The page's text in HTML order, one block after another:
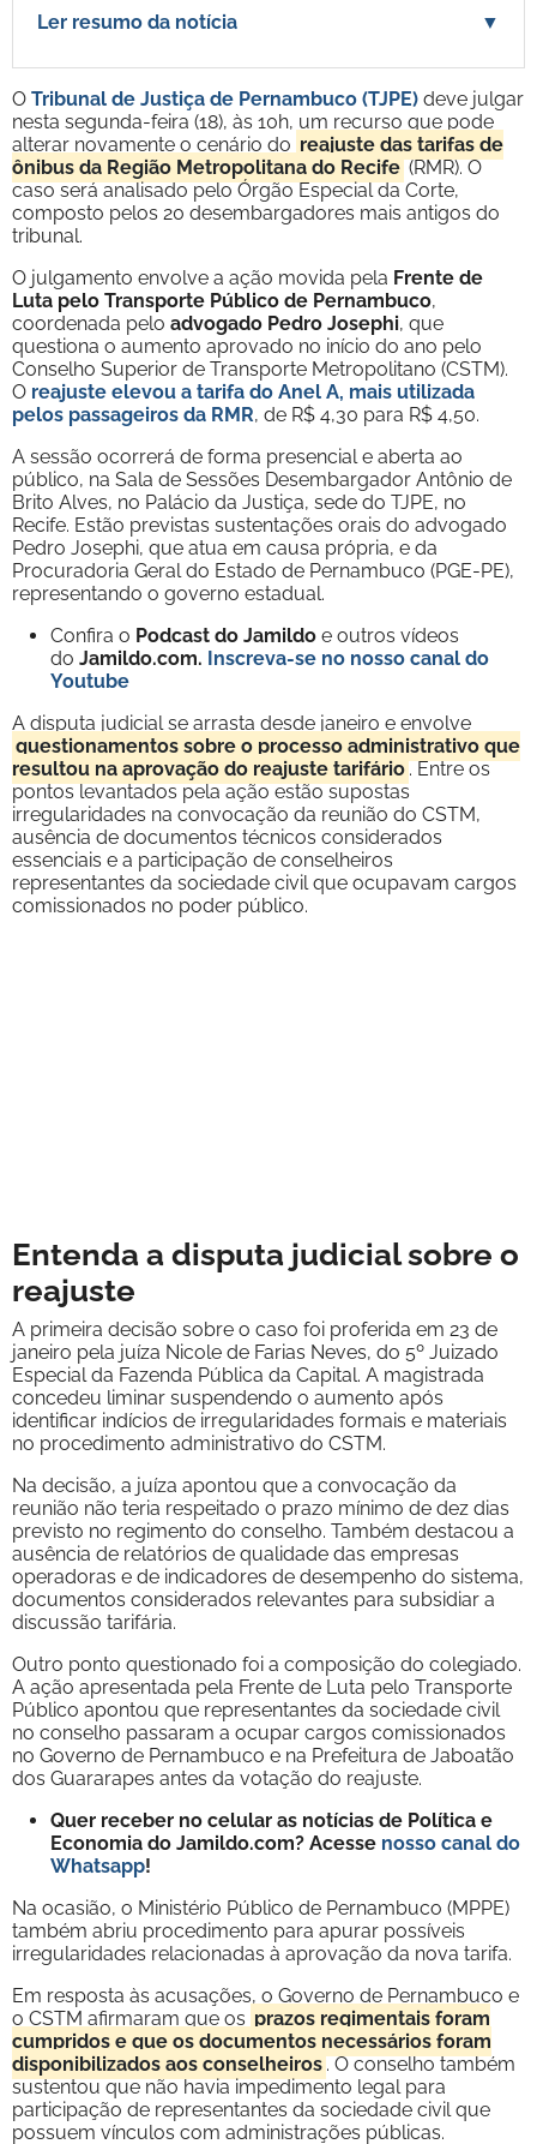
Ler resumo da notícia ▼
O Tribunal de Justiça de Pernambuco (TJPE) deve julgar
nesta segunda-feira (18), às 10h, um recurso que pode
alterar novamente o cenário do reajuste das tarifas de
ônibus da Região Metropolitana do Recife(RMR). O
caso será analisado pelo Órgão Especial da Corte,
composto pelos 20 desembargadores mais antigos do
tribunal.
O julgamento envolve a ação movida pela Frente de
Luta pelo Transporte Público de Pernambuco,
coordenada pelo advogado Pedro Josephi, que
questiona o aumento aprovado no início do ano pelo
Conselho Superior de Transporte Metropolitano (CSTM).
O reajuste elevou a tarifa do Anel A, mais utilizada
pelos passageiros da RMR, de R$ 4,30 para R$ 4,50.
A sessão ocorrerá de forma presencial e aberta ao
público, na Sala de Sessões Desembargador Antônio de
Brito Alves, no Palácio da Justiça, sede do TJPE, no
Recife. Estão previstas sustentações orais do advogado
Pedro Josephi, que atua em causa própria, e da
Procuradoria Geral do Estado de Pernambuco (PGE-PE),
representando o governo estadual.
Confira o Podcast do Jamildo e outros vídeos
do Jamildo.com. Inscreva-se no nosso canal do
Youtube
A disputa judicial se arrasta desde janeiro e envolve
questionamentos sobre o processo administrativo que
resultou na aprovação do reajuste tarifário. Entre os
pontos levantados pela ação estão supostas
irregularidades na convocação da reunião do CSTM,
ausência de documentos técnicos considerados
essenciais e a participação de conselheiros
representantes da sociedade civil que ocupavam cargos
comissionados no poder público.
Entenda a disputa judicial sobre o
reajuste
A primeira decisão sobre o caso foi proferida em 23 de
janeiro pela juíza Nicole de Farias Neves, do 5º Juizado
Especial da Fazenda Pública da Capital. A magistrada
concedeu liminar suspendendo o aumento após
identificar indícios de irregularidades formais e materiais
no procedimento administrativo do CSTM.
Na decisão, a juíza apontou que a convocação da
reunião não teria respeitado o prazo mínimo de dez dias
previsto no regimento do conselho. Também destacou a
ausência de relatórios de qualidade das empresas
operadoras e de indicadores de desempenho do sistema,
documentos considerados relevantes para subsidiar a
discussão tarifária.
Outro ponto questionado foi a composição do colegiado.
A ação apresentada pela Frente de Luta pelo Transporte
Público apontou que representantes da sociedade civil
no conselho passaram a ocupar cargos comissionados
no Governo de Pernambuco e na Prefeitura de Jaboatão
dos Guararapes antes da votação do reajuste.
Quer receber no celular as notícias de Política e
Economia do Jamildo.com? Acesse nosso canal do
Whatsapp!
Na ocasião, o Ministério Público de Pernambuco (MPPE)
também abriu procedimento para apurar possíveis
irregularidades relacionadas à aprovação da nova tarifa.
Em resposta às acusações, o Governo de Pernambuco e
o CSTM afirmaram que os prazos regimentais foram
cumpridos e que os documentos necessários foram
disponibilizados aos conselheiros. O conselho também
sustentou que não havia impedimento legal para
participação de representantes da sociedade civil que
possuem vínculos com administrações públicas.